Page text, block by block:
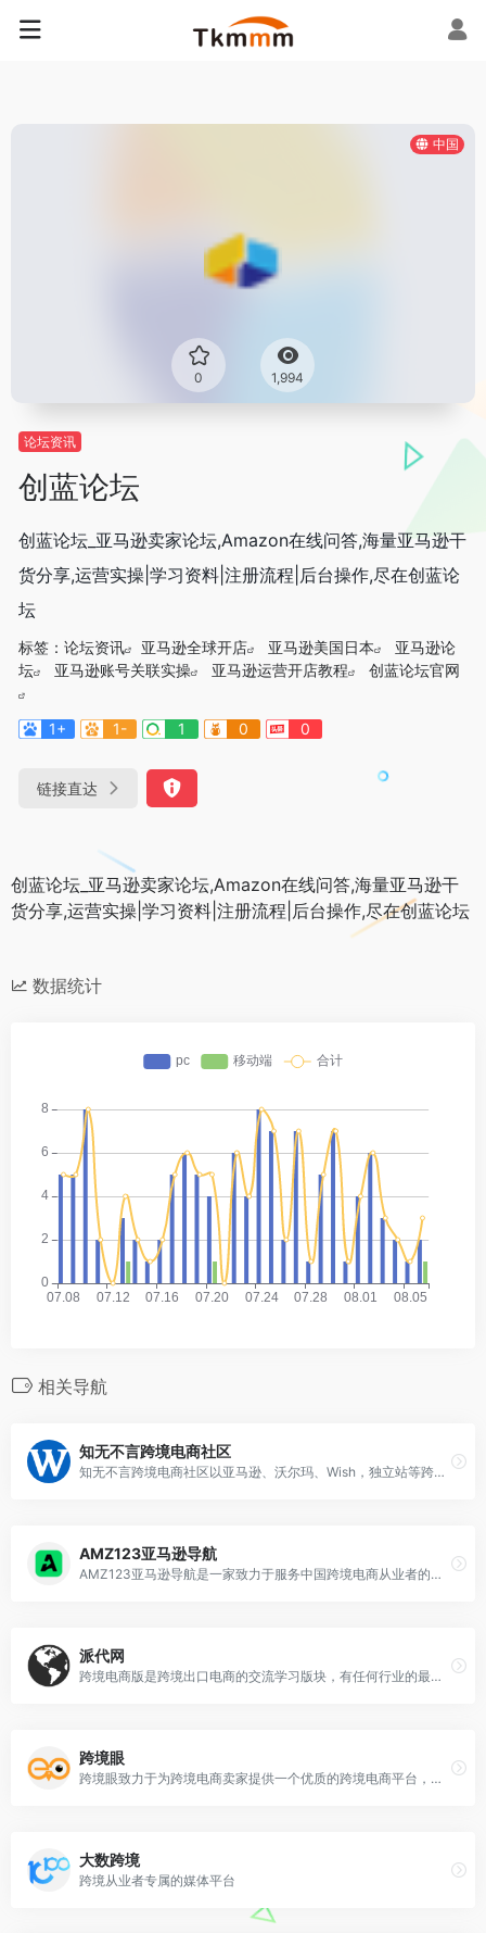
中国
0 1,994
论坛资讯
创蓝论坛
创蓝论坛_亚马逊卖家论坛,Amazon在线问答,海量亚马逊干
货分享,运营实操|学习资料|注册流程|后台操作,尽在创蓝论
坛
标签： 论坛资讯 亚马逊全球开店 亚马逊美国日本
亚马逊论
坛
亚马逊账号关联实操 亚马逊运营开店教程 创蓝论坛官网
1+ 1- 1 0 0
链接直达
创蓝论坛_亚马逊卖家论坛,Amazon在线问答,海量亚马逊干
货分享,运营实操|学习资料|注册流程|后台操作,尽在创蓝论坛
数据统计
相关导航
知无不言跨境电商社区
知无不言跨境电商社区以亚马逊、沃尔玛、Wish，独立站等跨境电商销售运营、内容营销、SNS、SEM等内容为主，是跨境电商行业从业者的专业型交流和学习社区。跨境电商从业者可以在这里发表专业知识、经验和见解，以让更多人分享真知灼见，起到互相交流和学习的目的。
AMZ123亚马逊导航
AMZ123亚马逊导航是一家致力于服务中国跨境电商从业者的综合平台，以让跨境电商出海更便捷为使命，始终围绕卖家需求，为卖家提供实时的跨境资讯，实用的跨境干货、工具、数据和服务，打造一站式跨境流量入口。做跨境电商，就上AMZ123。
派代网
跨境电商版是跨境出口电商的交流学习版块，有任何行业的最新资讯、趋势以及广大卖家对跨境出口电商有任何的疑惑不解都可以在这里交流讨论，希望通过这个版块让大家掌握到一手的跨境电商知识，将产品卖到国外，一夜暴富。"
跨境眼
跨境眼致力于为跨境电商卖家提供一个优质的跨境电商平台，实时的给跨境电商卖家带来高质量的跨境物流公司，跨境电商活动，跨境电商资讯，跨境电商直播等内容服务。
大数跨境
跨境从业者专属的媒体平台